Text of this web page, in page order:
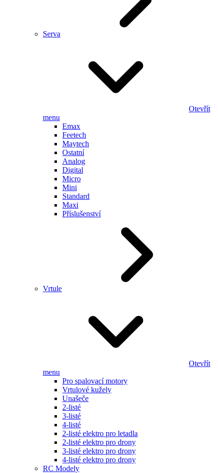
Serva
Otevřít
menu
Emax
Feetech
Maytech
Ostatní
Analog
Digital
Micro
Mini
Standard
Maxi
Příslušenství
Vrtule
Otevřít
menu
Pro spalovací motory
Vrtulové kužely
Unašeče
2-listé
3-listé
4-listé
2-listé elektro pro letadla
2-listé elektro pro drony
3-listé elektro pro drony
4-listé elektro pro drony
RC Modely